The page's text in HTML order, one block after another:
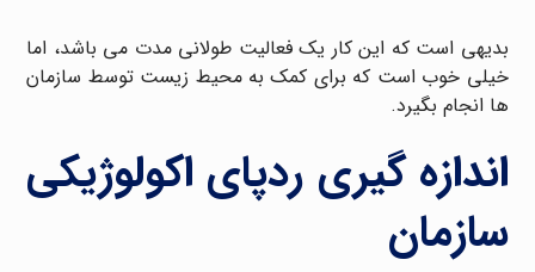
بدیهی است که این کار یک فعالیت طولانی مدت می باشد، اما
خیلی خوب است که برای کمک به محیط زیست توسط سازمان
ها انجام بگیرد.
اندازه گیری ردپای اکولوژیکی
سازمان